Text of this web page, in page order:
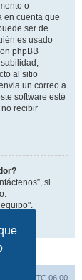
o
en cuenta que
ser de
es usado
phpBB
al sitio
un correo a
software esté
recibir
si
UTC-06:00